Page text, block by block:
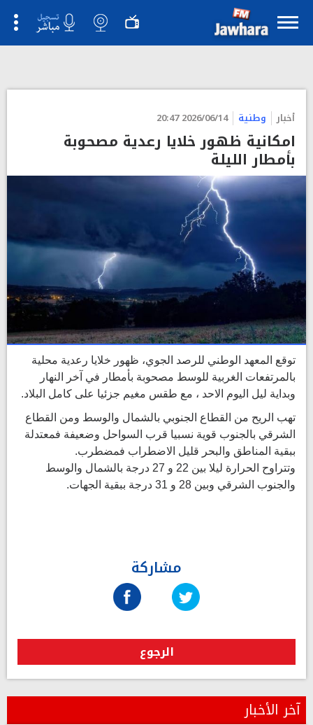
أخبار وطنية 2026/06/14 20:47
امكانية ظهور خلايا رعدية مصحوبة
بأمطار الليلة
توقع المعهد الوطني للرصد الجوي، ظهور خلايا رعدية محلية
بالمرتفعات الغربية للوسط مصحوبة بأمطار في آخر النهار
وبداية ليل اليوم الاحد ، مع طقس مغيم جزئيا على كامل البلاد.
تهب الريح من القطاع الجنوبي بالشمال والوسط ومن القطاع
الشرقي بالجنوب قوية نسبيا قرب السواحل وضعيفة فمعتدلة
ببقية المناطق والبحر قليل الاضطراب فمضطرب.
وتتراوح الحرارة ليلا بين 22 و 27 درجة بالشمال والوسط
والجنوب الشرقي وبين 28 و 31 درجة ببقية الجهات.
مشاركة
الرجوع
آخر الأخبار